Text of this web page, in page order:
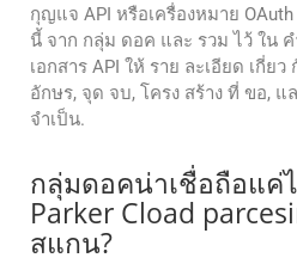
กุญแจ API หรือเครื่องหมาย
นี้ จาก กลุ่ม ดอค และ รวม ไว้ ใน
เอกสาร API ให้ ราย ละเอียด เกี่ย
อักษร, จุด จบ, โครง สร้าง ที่ ขอ,
จําเป็น.
กลุ่มดอคน่าเชื่อถือแค่
Parker Cload
สแกน?